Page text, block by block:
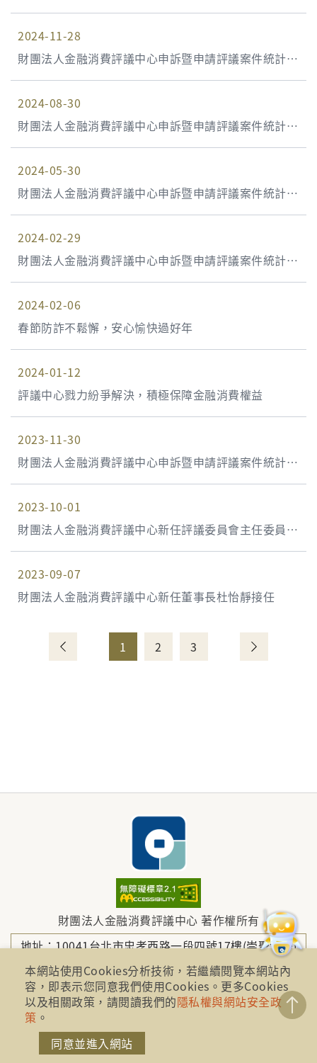
料 113年第4季(113年10月1日至113年12月31日)
2024-11-28
財團法人金融消費評議中心申訴暨申請評議案件統計資
料 113年第3季(113年7月1日至113年9月30日)
2024-08-30
財團法人金融消費評議中心申訴暨申請評議案件統計資
料 113年第2季(113年4月1日至113年6月30日)
2024-05-30
財團法人金融消費評議中心申訴暨申請評議案件統計資
料 113年第1季(113年1月1日至113年3月31日)
2024-02-29
財團法人金融消費評議中心申訴暨申請評議案件統計資
料 112年第4季(112年10月1日至112年12月31日)
2024-02-06
春節防詐不鬆懈，安心愉快過好年
2024-01-12
評議中心戮力紛爭解決，積極保障金融消費權益
2023-11-30
財團法人金融消費評議中心申訴暨申請評議案件統計資
料 112年第3季(112年7月1日至112年9月30日)
2023-10-01
財團法人金融消費評議中心新任評議委員會主任委員兼
任總經理羅俊瑋就任
2023-09-07
財團法人金融消費評議中心新任董事長杜怡靜接任
1 2 3
財團法人金融消費評議中心 著作權所有
地址：10041台北市忠孝西路一段四號17樓(崇聖大樓)
電話：886-2-2316-1288
金融服務專線：1998
本網站使用Cookies分析技術，若繼續閱覽本網站內
容，即表示您同意我們使用Cookies。更多Cookies
以及相關政策，請閱讀我們的隱私權與網站安全政
策 。
同意並進入網站